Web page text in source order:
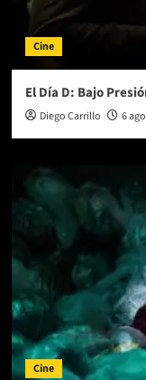
Cine
El Día D: Bajo
Diego Carrillo 6
Cine